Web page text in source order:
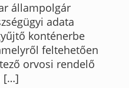
állampolgár
adata
konténerbe
feltehetően
orvosi rendelő
[…]